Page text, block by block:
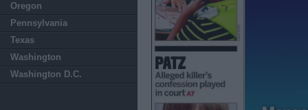
Oregon
Pennsylvania
Texas
Washington
Washington D.C.